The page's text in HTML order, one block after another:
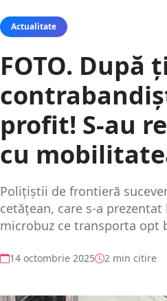
Actualitate
FOTO.
profit! S-au
cu
Poliţiştii de frontieră
cetățean, care s-a
microbuz ce transporta opt
14 octombrie 2025 2 min citire